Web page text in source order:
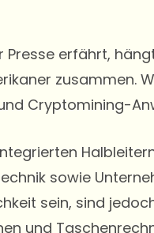
Presse erfährt,
zusammen.
Cryptomining-
sowie
sein, sind
und